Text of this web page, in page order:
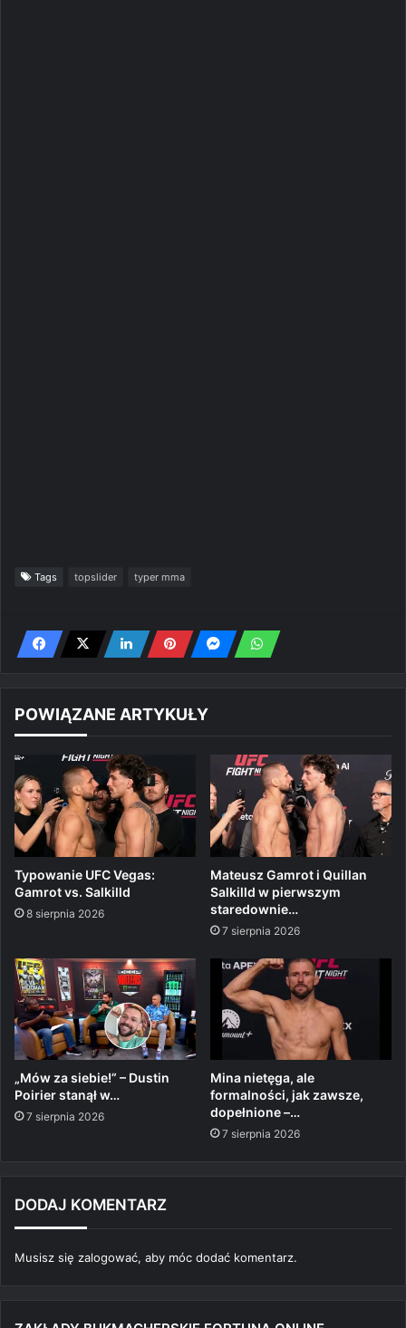
Tags topslider typer mma
POWIĄZANE ARTYKUŁY
Typowanie UFC Vegas:
Gamrot vs. Salkilld
8 sierpnia 2026
Mateusz Gamrot i Quillan
Salkilld w pierwszym
staredownie…
7 sierpnia 2026
„Mów za siebie!” – Dustin
Poirier stanął w…
7 sierpnia 2026
Mina nietęga, ale
formalności, jak zawsze,
dopełnione –…
7 sierpnia 2026
DODAJ KOMENTARZ
Musisz się zalogować, aby móc dodać komentarz.